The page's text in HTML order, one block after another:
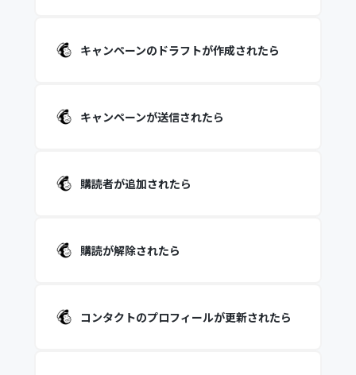
キャンペーンのドラフトが作成されたら
キャンペーンが送信されたら
購読者が追加されたら
購読が解除されたら
コンタクトのプロフィールが更新されたら